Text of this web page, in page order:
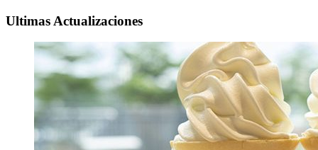
Ultimas Actualizaciones